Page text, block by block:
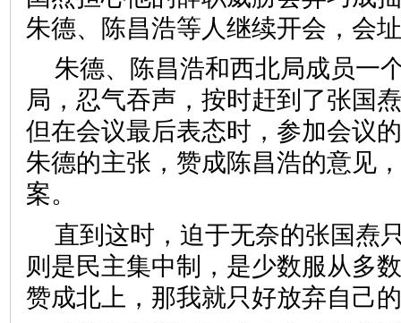
朱德、陈昌浩等人继续开会，会
朱德、陈昌浩和西北局成员一
局，忍气吞声，按时赶到了张国
但在会议最后表态时，参加会议
朱德的主张，赞成陈昌浩的意见
案。
直到这时，迫于无奈的张国焘
则是民主集中制，是少数服从多
赞成北上，那我就只好放弃自己